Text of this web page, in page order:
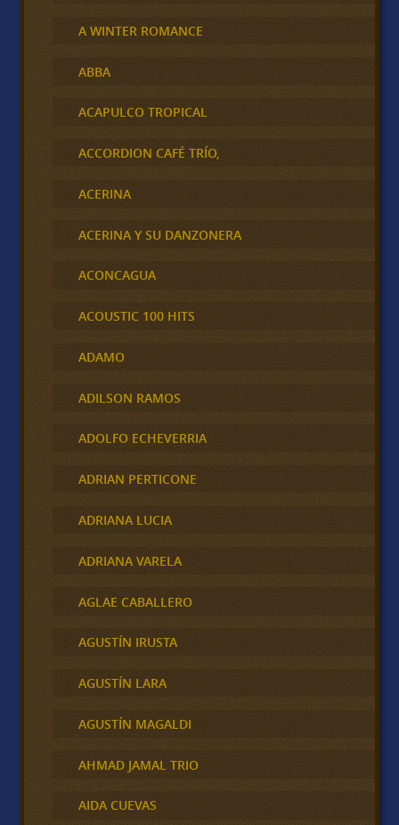
A WINTER ROMANCE
ABBA
ACAPULCO TROPICAL
ACCORDION CAFÉ TRÍO,
ACERINA
ACERINA Y SU DANZONERA
ACONCAGUA
ACOUSTIC 100 HITS
ADAMO
ADILSON RAMOS
ADOLFO ECHEVERRIA
ADRIAN PERTICONE
ADRIANA LUCIA
ADRIANA VARELA
AGLAE CABALLERO
AGUSTÍN IRUSTA
AGUSTÍN LARA
AGUSTÍN MAGALDI
AHMAD JAMAL TRIO
AIDA CUEVAS